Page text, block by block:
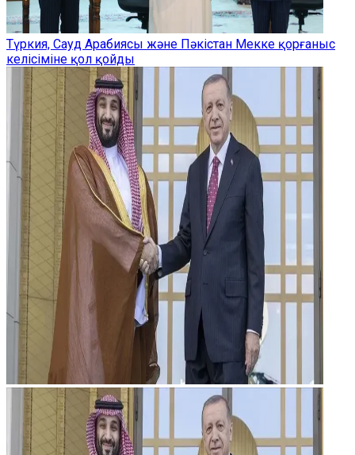
Түркия, Сауд Арабиясы және Пәкістан Мекке қорғаныс
келісіміне қол қойды